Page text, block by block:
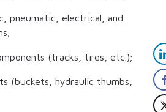
pneumatic, electrical, and
(tracks, tires, etc.);
(buckets, hydraulic thumbs,